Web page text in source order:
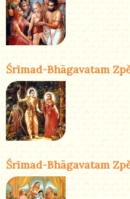
Śrīmad-Bhāgavatam
Śrīmad-Bhāgavatam